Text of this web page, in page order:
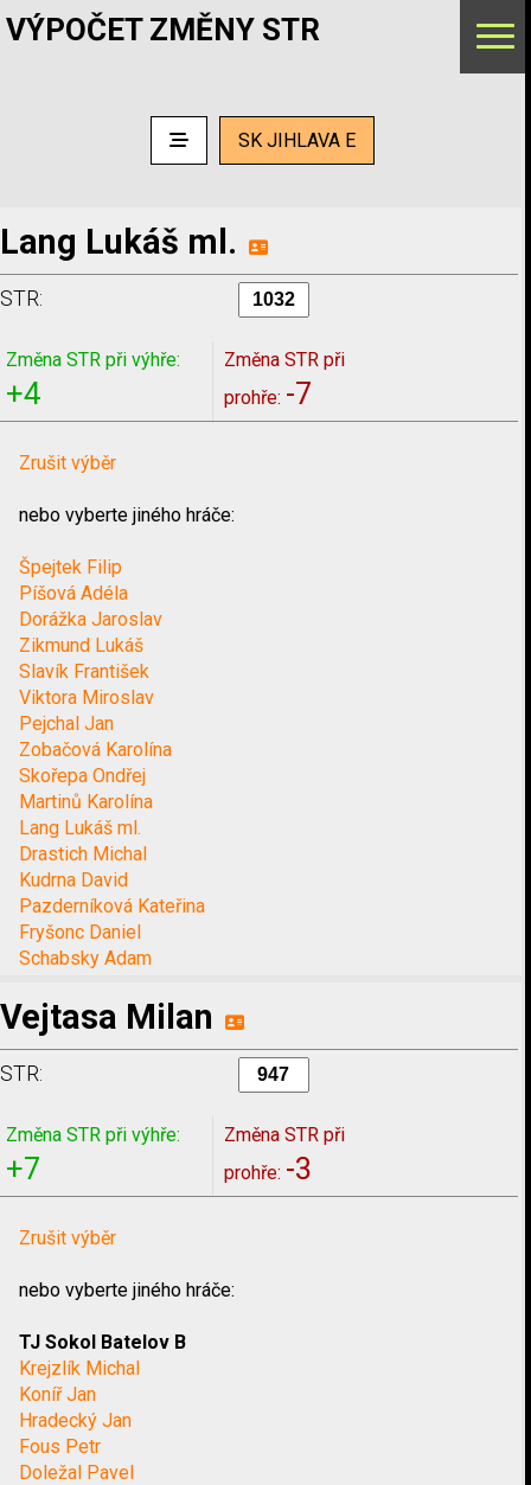
VÝPOČET ZMĚNY STR
SK JIHLAVA E
Lang Lukáš ml.
STR:
Změna STR při výhře:
+4
Změna STR při
prohře: -7
Zrušit výběr
nebo vyberte jiného hráče:
Špejtek Filip
Píšová Adéla
Dorážka Jaroslav
Zikmund Lukáš
Slavík František
Viktora Miroslav
Pejchal Jan
Zobačová Karolína
Skořepa Ondřej
Martinů Karolína
Lang Lukáš ml.
Drastich Michal
Kudrna David
Pazderníková Kateřina
Fryšonc Daniel
Schabsky Adam
Vejtasa Milan
STR:
Změna STR při výhře:
+7
Změna STR při
prohře: -3
Zrušit výběr
nebo vyberte jiného hráče:
TJ Sokol Batelov B
Krejzlík Michal
Koníř Jan
Hradecký Jan
Fous Petr
Doležal Pavel